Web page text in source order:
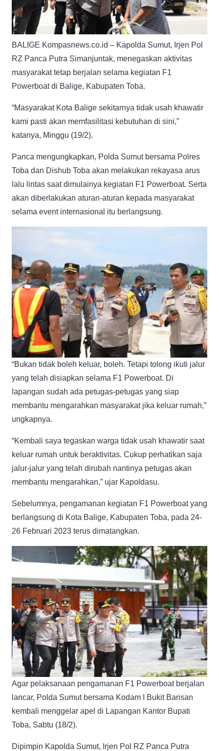
BALIGE Kompasnews.co.id – Kapolda Sumut, Irjen Pol
RZ Panca Putra Simanjuntak, menegaskan aktivitas
masyarakat tetap berjalan selama kegiatan F1
Powerboat di Balige, Kabupaten Toba.
“Masyarakat Kota Balige sekitarnya tidak usah khawatir
kami pasti akan memfasilitasi kebutuhan di sini,”
katanya, Minggu (19/2).
Panca mengungkapkan, Polda Sumut bersama Polres
Toba dan Dishub Toba akan melakukan rekayasa arus
lalu lintas saat dimulainya kegiatan F1 Powerboat. Serta
akan diberlakukan aturan-aturan kepada masyarakat
selama event internasional itu berlangsung.
“Bukan tidak boleh keluar, boleh. Tetapi tolong ikuti jalur
yang telah disiapkan selama F1 Powerboat. Di
lapangan sudah ada petugas-petugas yang siap
membantu mengarahkan masyarakat jika keluar rumah,”
ungkapnya.
“Kembali saya tegaskan warga tidak usah khawatir saat
keluar rumah untuk beraktivitas. Cukup perhatikan saja
jalur-jalur yang telah dirubah nantinya petugas akan
membantu mengarahkan,” ujar Kapoldasu.
Sebelumnya, pengamanan kegiatan F1 Powerboat yang
berlangsung di Kota Balige, Kabupaten Toba, pada 24-
26 Februari 2023 terus dimatangkan.
Agar pelaksanaan pengamanan F1 Powerboat berjalan
lancar, Polda Sumut bersama Kodam I Bukit Barisan
kembali menggelar apel di Lapangan Kantor Bupati
Toba, Sabtu (18/2).
Dipimpin Kapolda Sumut, Irjen Pol RZ Panca Putra